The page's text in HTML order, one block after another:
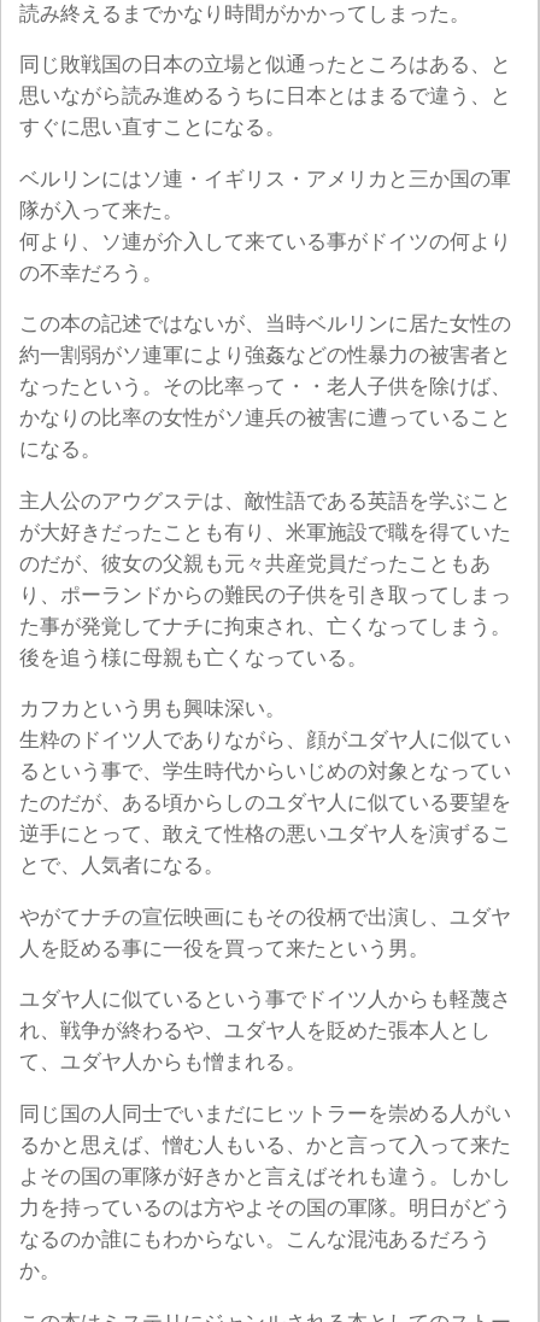
読み終えるまでかなり時間がかかってしまった。
同じ敗戦国の日本の立場と似通ったところはある、と
思いながら読み進めるうちに日本とはまるで違う、と
すぐに思い直すことになる。
ベルリンにはソ連・イギリス・アメリカと三か国の軍
隊が入って来た。
何より、ソ連が介入して来ている事がドイツの何より
の不幸だろう。
この本の記述ではないが、当時ベルリンに居た女性の
約一割弱がソ連軍により強姦などの性暴力の被害者と
なったという。その比率って・・老人子供を除けば、
かなりの比率の女性がソ連兵の被害に遭っていること
になる。
主人公のアウグステは、敵性語である英語を学ぶこと
が大好きだったことも有り、米軍施設で職を得ていた
のだが、彼女の父親も元々共産党員だったこともあ
り、ポーランドからの難民の子供を引き取ってしまっ
た事が発覚してナチに拘束され、亡くなってしまう。
後を追う様に母親も亡くなっている。
カフカという男も興味深い。
生粋のドイツ人でありながら、顔がユダヤ人に似てい
るという事で、学生時代からいじめの対象となってい
たのだが、ある頃からしのユダヤ人に似ている要望を
逆手にとって、敢えて性格の悪いユダヤ人を演ずるこ
とで、人気者になる。
やがてナチの宣伝映画にもその役柄で出演し、ユダヤ
人を貶める事に一役を買って来たという男。
ユダヤ人に似ているという事でドイツ人からも軽蔑さ
れ、戦争が終わるや、ユダヤ人を貶めた張本人とし
て、ユダヤ人からも憎まれる。
同じ国の人同士でいまだにヒットラーを崇める人がい
るかと思えば、憎む人もいる、かと言って入って来た
よその国の軍隊が好きかと言えばそれも違う。しかし
力を持っているのは方やよその国の軍隊。明日がどう
なるのか誰にもわからない。こんな混沌あるだろう
か。